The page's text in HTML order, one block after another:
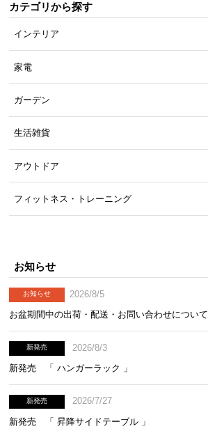
カテゴリから探す
インテリア
家電
ガーデン
生活雑貨
アウトドア
フィットネス・トレーニング
お知らせ
お知らせ
2026/8/5
お盆期間中の出荷・配送・お問い合わせについて
新発売
2026/8/3
新発売 「 ハンガーラック 」
新発売
2026/7/27
新発売 「 昇降サイドテーブル 」